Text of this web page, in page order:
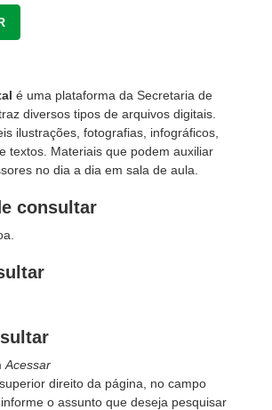
é uma plataforma da Secretaria de
diversos tipos de arquivos digitais.
ilustrações, fotografias, infográficos,
textos. Materiais que podem auxiliar
no dia a dia em sala de aula.
consultar
Acessar
direito da página, no campo
, informe o assunto que deseja pesquisar